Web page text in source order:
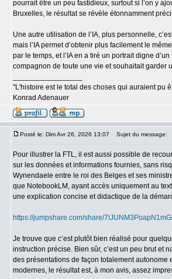
pourrait être un peu fastidieux, surtout si l’on y
Bruxelles, le résultat se révèle étonnamment
Une autre utilisation de l’IA, plus personnelle,
mais l’IA permet d’obtenir plus facilement le
par le temps, et l’IA en a tiré un portrait digne
compagnon de toute une vie et souhaitait garder
"L'histoire est le total des choses qui auraient pu
Konrad Adenauer
Posté le: Dim Avr 26, 2026 13:07 Sujet du message:
Pour illustrer la FTL, il est aussi possible de
sur les données et informations fournies, sans
Wynendaele entre le roi des Belges et ses
que NotebookLM, ayant accès uniquement au
une explication concise et didactique de la
https://jumpshare.com/share/
Je trouve que c’est plutôt bien réalisé pour
instruction précise. Bien sûr, c’est un peu brut et
des présentations de façon totalement
modernes, le résultat est, à mon avis, assez